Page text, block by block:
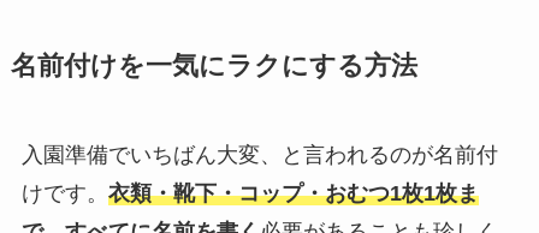
名前付けを一気にラクにする方法
入園準備でいちばん大変、と言われるのが名前付
けです。 衣類・靴下・コップ・おむつ1枚1枚ま